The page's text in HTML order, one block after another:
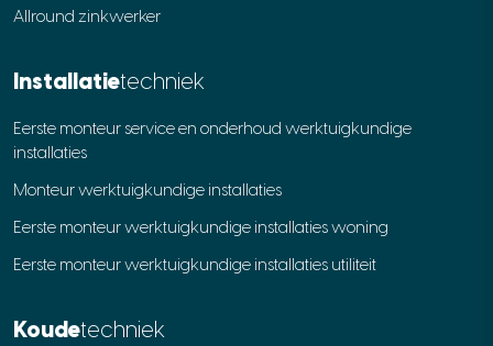
Allround zinkwerker
Installatietechniek
Eerste monteur service en onderhoud werktuigkundige
installaties
Monteur werktuigkundige installaties
Eerste monteur werktuigkundige installaties woning
Eerste monteur werktuigkundige installaties utiliteit
Koudetechniek